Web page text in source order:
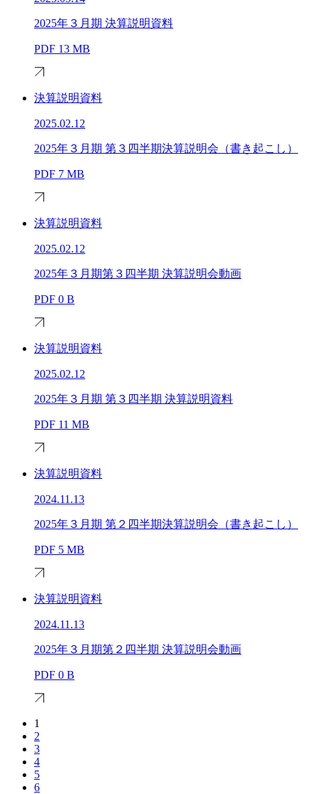
2025年３月期 決算説明資料
PDF 13 MB
決算説明資料
2025.02.12
2025年３月期 第３四半期決算説明会（書き起こし）
PDF 7 MB
決算説明資料
2025.02.12
2025年３月期第３四半期 決算説明会動画
PDF 0 B
決算説明資料
2025.02.12
2025年３月期 第３四半期 決算説明資料
PDF 11 MB
決算説明資料
2024.11.13
2025年３月期 第２四半期決算説明会（書き起こし）
PDF 5 MB
決算説明資料
2024.11.13
2025年３月期第２四半期 決算説明会動画
PDF 0 B
1
2
3
4
5
6